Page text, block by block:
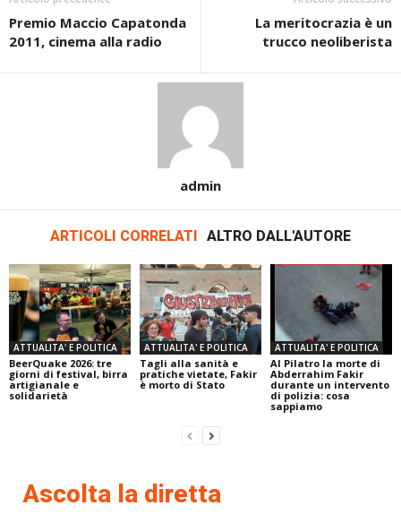
Premio Maccio Capatonda
2011, cinema alla radio
La meritocrazia è un
trucco neoliberista
admin
ARTICOLI CORRELATI ALTRO DALL'AUTORE
ATTUALITA' E POLITICA
BeerQuake 2026: tre
giorni di festival, birra
artigianale e
solidarietà
ATTUALITA' E POLITICA
Tagli alla sanità e
pratiche vietate, Fakir
è morto di Stato
ATTUALITA' E POLITICA
Al Pilatro la morte di
Abderrahim Fakir
durante un intervento
di polizia: cosa
sappiamo
Ascolta la diretta